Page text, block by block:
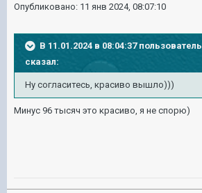
Опубликовано: 11 янв 2024, 08:07:10
В 11.01.2024 в 08:04:37 пользователь
сказал:
Ну согласитесь, красиво вышло)))
Минус 96 тысяч это красиво, я не спорю)